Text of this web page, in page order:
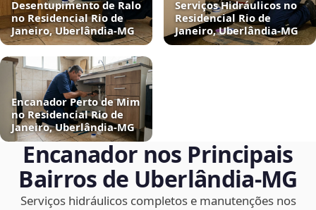
Desentupimento de Ralo
no Residencial Rio de
Janeiro, Uberlândia‑MG
Serviços Hidráulicos no
Residencial Rio de
Janeiro, Uberlândia‑MG
Encanador Perto de Mim
no Residencial Rio de
Janeiro, Uberlândia‑MG
Encanador nos Principais
Bairros de Uberlândia‑MG
Serviços hidráulicos completos e manutenções nos